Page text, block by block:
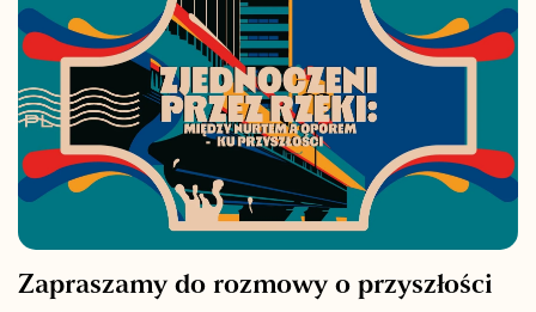
Zapraszamy do rozmowy o przyszłości